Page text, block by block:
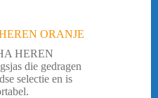
ORANJE
HEREN
die gedragen
selectie en is